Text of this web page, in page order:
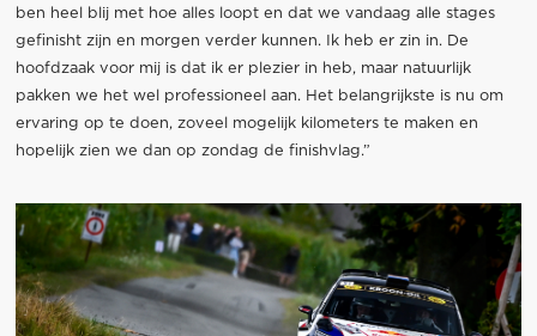
ben heel blij met hoe alles loopt en dat we vandaag alle stages
gefinisht zijn en morgen verder kunnen. Ik heb er zin in. De
hoofdzaak voor mij is dat ik er plezier in heb, maar natuurlijk
pakken we het wel professioneel aan. Het belangrijkste is nu om
ervaring op te doen, zoveel mogelijk kilometers te maken en
hopelijk zien we dan op zondag de finishvlag.”